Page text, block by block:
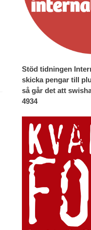
Stöd tidningen
skicka pengar till
så går det att
4934